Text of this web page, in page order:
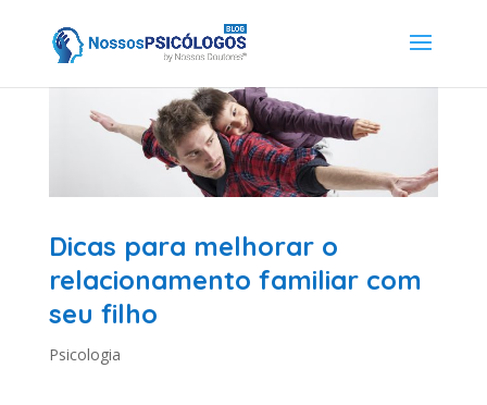
Dicas para melhorar o
relacionamento familiar com
seu filho
Psicologia